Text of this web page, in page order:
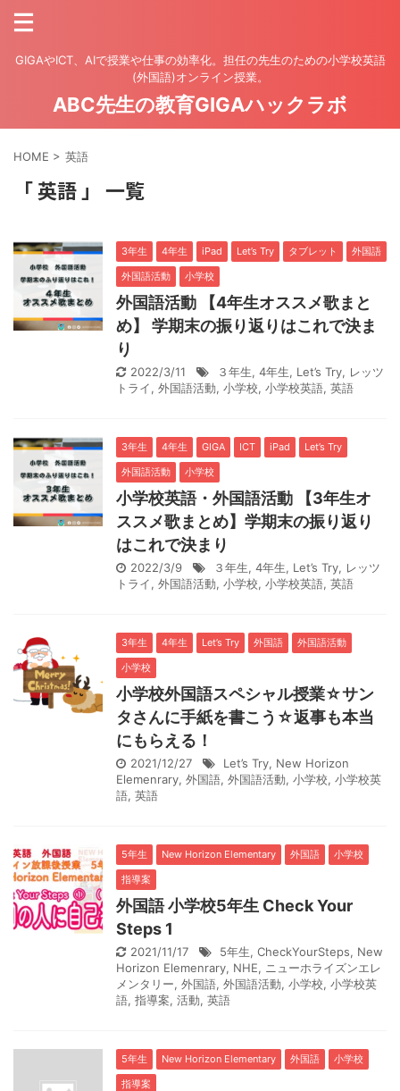
GIGAやICT、AIで授業や仕事の効率化。担任の先生のための小学校英語
(外国語)オンライン授業。
ABC先生の教育GIGAハックラボ
HOME > 英語
「 英語 」 一覧
3年生 4年生 iPad Let’s Try タブレット
外国語
外国語活動
小学校
外国語活動 【4年生オススメ歌まと
め】 学期末の振り返りはこれで決ま
り
2022/3/11 ３年生, 4年生, Let’s Try, レッツ
トライ, 外国語活動, 小学校, 小学校英語, 英語
3年生 4年生 GIGA ICT iPad
Let’s Try
外国語活動
小学校
小学校英語・外国語活動 【3年生オ
ススメ歌まとめ】学期末の振り返り
はこれで決まり
2022/3/9 ３年生, 4年生, Let’s Try, レッツ
トライ, 外国語活動, 小学校, 小学校英語, 英語
3年生 4年生 Let’s Try 外国語
外国語活動
小学校
小学校外国語スペシャル授業☆サン
タさんに手紙を書こう☆返事も本当
にもらえる！
2021/12/27 Let’s Try, New Horizon
Elemenrary, 外国語, 外国語活動, 小学校, 小学校英
語, 英語
5年生 New Horizon Elementary 外国語
小学校
指導案
外国語 小学校5年生 Check Your
Steps 1
2021/11/17 5年生, CheckYourSteps, New
Horizon Elemenrary, NHE, ニューホライズンエレ
メンタリー, 外国語, 外国語活動, 小学校, 小学校英
語, 指導案, 活動, 英語
5年生 New Horizon Elementary 外国語
小学校
指導案